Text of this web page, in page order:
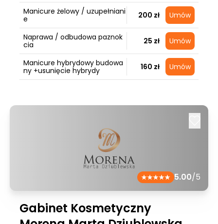
Manicure żelowy / uzupełniani
e
200 zł Umów
Naprawa / odbudowa paznok
cia
25 zł Umów
Manicure hybrydowy budowa
ny +usunięcie hybrydy
160 zł Umów
5.00/5
Gabinet Kosmetyczny